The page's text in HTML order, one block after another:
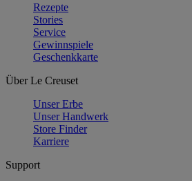
Rezepte
Stories
Service
Gewinnspiele
Geschenkkarte
Über Le Creuset
Unser Erbe
Unser Handwerk
Store Finder
Karriere
Support